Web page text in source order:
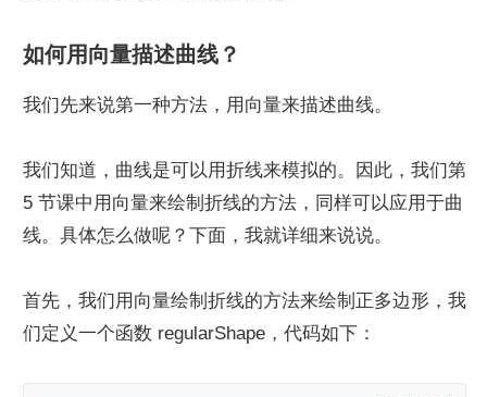
如何用向量描述曲线？
我们先来说第一种方法，用向量来描述曲线。
我们知道，曲线是可以用折线来模拟的。因此，我们第
5 节课中用向量来绘制折线的方法，同样可以应用于曲
线。具体怎么做呢？下面，我就详细来说说。
首先，我们用向量绘制折线的方法来绘制正多边形，我
们定义一个函数 regularShape，代码如下：